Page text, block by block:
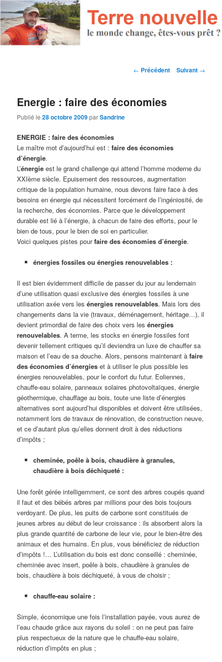
Navigation des articles
← Précédent Suivant →
Energie : faire des économies
Publié le28 octobre 2009parSandrine
ENERGIE : faire des économies
Le maître mot d’aujourd’hui est :faire des économies
d’énergie.
L’énergie est le grand challenge qui attend l’homme moderne du
XXIème siècle. Epuisement des ressources, augmentation
critique de la population humaine, nous devons faire face à des
besoins en énergie qui nécessitent forcément de l’ingéniosité, de
la recherche, des économies. Parce que le développement
durable est lié à l’énergie, à chacun de faire des efforts, pour le
bien de tous, pour le bien de soi en particulier.
Voici quelques pistes pourfaire des économies d’énergie.
énergies fossiles ou énergies renouvelables :
Il est bien évidemment difficile de passer du jour au lendemain
d’une utilisation quasi exclusive des énergies fossiles à une
utilisation axée vers lesénergies renouvelables. Mais lors des
changements dans la vie (travaux, déménagement, héritage…), il
devient primordial de faire des choix vers lesénergies
renouvelables. A terme, les stocks en énergie fossiles font
devenir tellement critiques qu’il deviendra un luxe de chauffer sa
maison et l’eau de sa douche. Alors, pensons maintenant àfaire
des économies d’énergies et à utiliser le plus possible les
énergies renouvelables, pour le confort du futur. Eoliennes,
chauffe-eau solaire, panneaux solaires photovoltaïques, énergie
géothermique, chauffage au bois, toute une liste d’énergies
alternatives sont aujourd’hui disponibles et doivent être utilisées,
notamment lors de travaux de rénovation, de construction neuve,
et ce d’autant plus qu’elles donnent droit à des réductions
d’impôts ;
cheminée, poêle à bois, chaudière à granules,
chaudière à bois déchiqueté :
Une forêt gérée intelligemment, ce sont des arbres coupés quand
il faut et des bébés arbres par millions pour des bois toujours
verdoyant. De plus, les puits de carbone sont constitués de
jeunes arbres au début de leur croissance : ils absorbent alors la
plus grande quantité de carbone de leur vie, pour le bien-être des
animaux et des humains. En plus, vous bénéficiez de réduction
d’impôts !… L’utilisation du bois est donc conseillé : cheminée,
cheminée avec insert, poêle à bois, chaudière à granules de
bois, chaudière à bois déchiqueté, à vous de choisir ;
chauffe-eau solaire :
Simple, économique une fois l’installation payée, vous aurez de
l’eau chaude grâce aux rayons du soleil : on ne peut pas faire
plus respectueux de la nature que le chauffe-eau solaire,
réduction d’impôts en plus ;